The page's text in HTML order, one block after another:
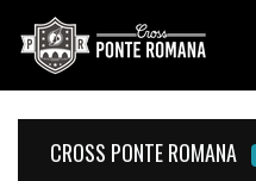
CROSS PONTE ROMANA